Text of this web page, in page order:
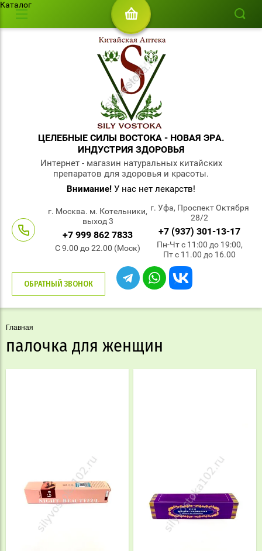
Каталог
ЦЕЛЕБНЫЕ СИЛЫ ВОСТОКА - НОВАЯ ЭРА.
ИНДУСТРИЯ ЗДОРОВЬЯ
Интернет - магазин натуральных китайских
препаратов для здоровья и красоты.
Внимание! У нас нет лекарств!
г. Москва. м. Котельники,
выход 3
+7 999 862 7833
С 9.00 до 22.00 (Моск)
г. Уфа, Проспект Октября
28/2
+7 (937) 301-13-17
Пн-Чт с 11:00 до 19:00,
Пт с 11.00 до 16.00
ОБРАТНЫЙ ЗВОНОК
Главная
палочка для женщин